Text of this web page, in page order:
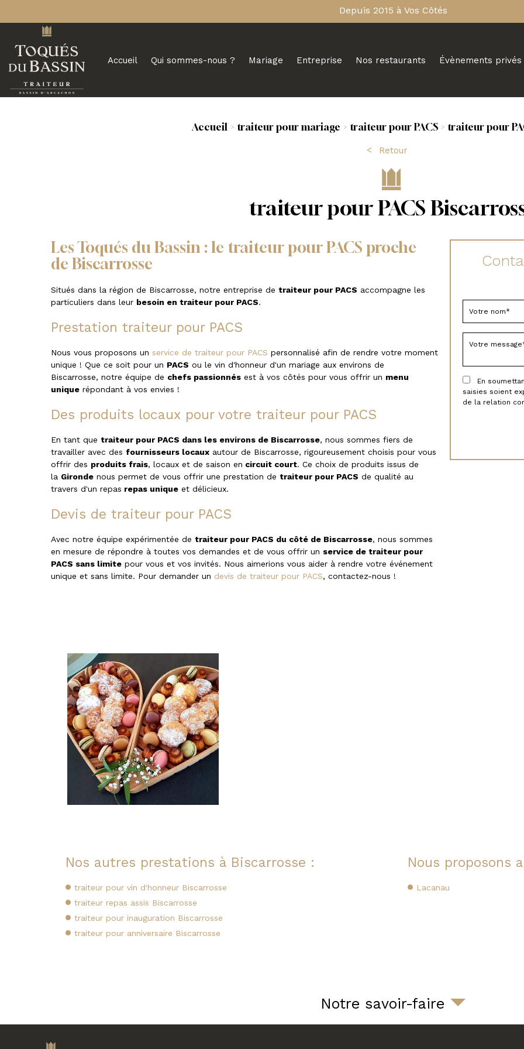
Depuis 2015 à Vos Côtés
Accueil Qui sommes-nous ? Mariage Entreprise Nos restaurants Évènements privés
Accueil traiteur pour mariage traiteur pour PACS traiteur pour
Retour
traiteur pour PACS
Les Toqués du Bassin : le traiteur pour PACS proche
de Biscarrosse
Situés dans la région de Biscarrosse, notre entreprise de traiteur pour PACS accompagne les
particuliers dans leur besoin en traiteur pour PACS.
Prestation traiteur pour PACS
Nous vous proposons un service de traiteur pour PACS personnalisé afin de rendre votre moment
unique ! Que ce soit pour un PACS ou le vin d'honneur d'un mariage aux environs de
Biscarrosse, notre équipe de chefs passionnés est à vos côtés pour vous offrir un menu
unique répondant à vos envies !
Des produits locaux pour votre traiteur pour PACS
En tant que traiteur pour PACS dans les environs de Biscarrosse, nous sommes fiers de
travailler avec des fournisseurs locaux autour de Biscarrosse, rigoureusement choisis pour vous
offrir des produits frais, locaux et de saison en circuit court. Ce choix de produits issus de
la Gironde nous permet de vous offrir une prestation de traiteur pour PACS de qualité au
travers d'un repas repas unique et délicieux.
Devis de traiteur pour PACS
Avec notre équipe expérimentée de traiteur pour PACS du côté de Biscarrosse, nous sommes
en mesure de répondre à toutes vos demandes et de vous offrir un service de traiteur pour
PACS sans limite pour vous et vos invités. Nous aimerions vous aider à rendre votre événement
unique et sans limite. Pour demander un devis de traiteur pour PACS, contactez-nous !
En
saisies soient
de la relation
Nos autres prestations à Biscarrosse :
traiteur pour vin d'honneur Biscarrosse
traiteur repas assis Biscarrosse
traiteur pour inauguration Biscarrosse
traiteur pour anniversaire Biscarrosse
Nous proposons
Lacanau
Notre savoir-faire